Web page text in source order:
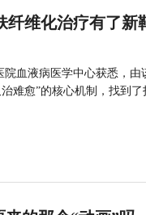
纤维化治疗有了新
血液病医学中心获悉，
难愈”的核心机制，找到了